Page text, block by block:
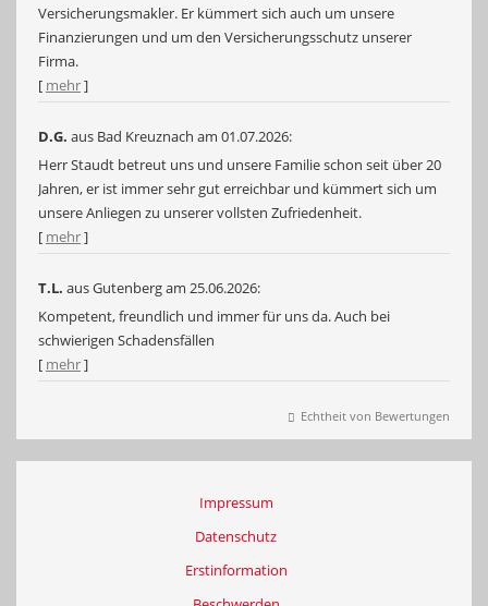
Versicherungsmakler. Er kümmert sich auch um unsere
Finanzierungen und um den Versicherungsschutz unserer
Firma.
[ mehr]
D.G. aus Bad Kreuznach am 01.07.2026:
Herr Staudt betreut uns und unsere Familie schon seit über 20
Jahren, er ist immer sehr gut erreichbar und kümmert sich um
unsere Anliegen zu unserer vollsten Zufriedenheit.
[ mehr]
T.L. aus Gutenbergam 25.06.2026:
Kompetent, freundlich und immer für uns da. Auch bei
schwierigen Schadensfällen
[ mehr]
Echtheit von Bewertungen
Impressum
Datenschutz
Erstinformation